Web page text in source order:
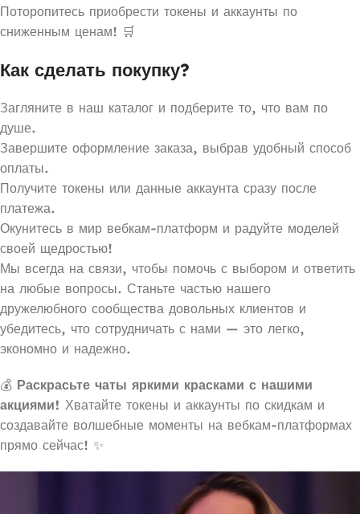
Поторопитесь приобрести токены и аккаунты по
сниженным ценам! 🛒
Как сделать покупку?
Загляните в наш каталог и подберите то, что вам по
душе.
Завершите оформление заказа, выбрав удобный способ
оплаты.
Получите токены или данные аккаунта сразу после
платежа.
Окунитесь в мир вебкам-платформ и радуйте моделей
своей щедростью!
Мы всегда на связи, чтобы помочь с выбором и ответить
на любые вопросы. Станьте частью нашего
дружелюбного сообщества довольных клиентов и
убедитесь, что сотрудничать с нами — это легко,
экономно и надежно.
💰 Раскрасьте чаты яркими красками с нашими
акциями! Хватайте токены и аккаунты по скидкам и
создавайте волшебные моменты на вебкам-платформах
прямо сейчас! ✨